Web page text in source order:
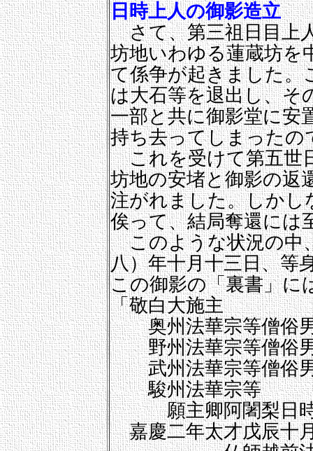
日時上人の御影造立
さて、第三祖日目上
坊地いわゆる蓮蔵坊を
て係争が起きました。
は大石等を退出し、そ
一部と共に御影堂に安
持ち去ってしまったの
これを受けて第五世
坊地の安堵と御影の返
注がれました。しかし
俟って、結局奪還には
このような状況の中
八）年十月十三日、等
この御影の「裏書」に
「敬白大施主
奥州法華宗等僧俗
野州法華宗等僧俗
武州法華宗等僧俗
駿州法華宗等
願主卿阿闍梨日時
嘉慶二年太才戊辰十